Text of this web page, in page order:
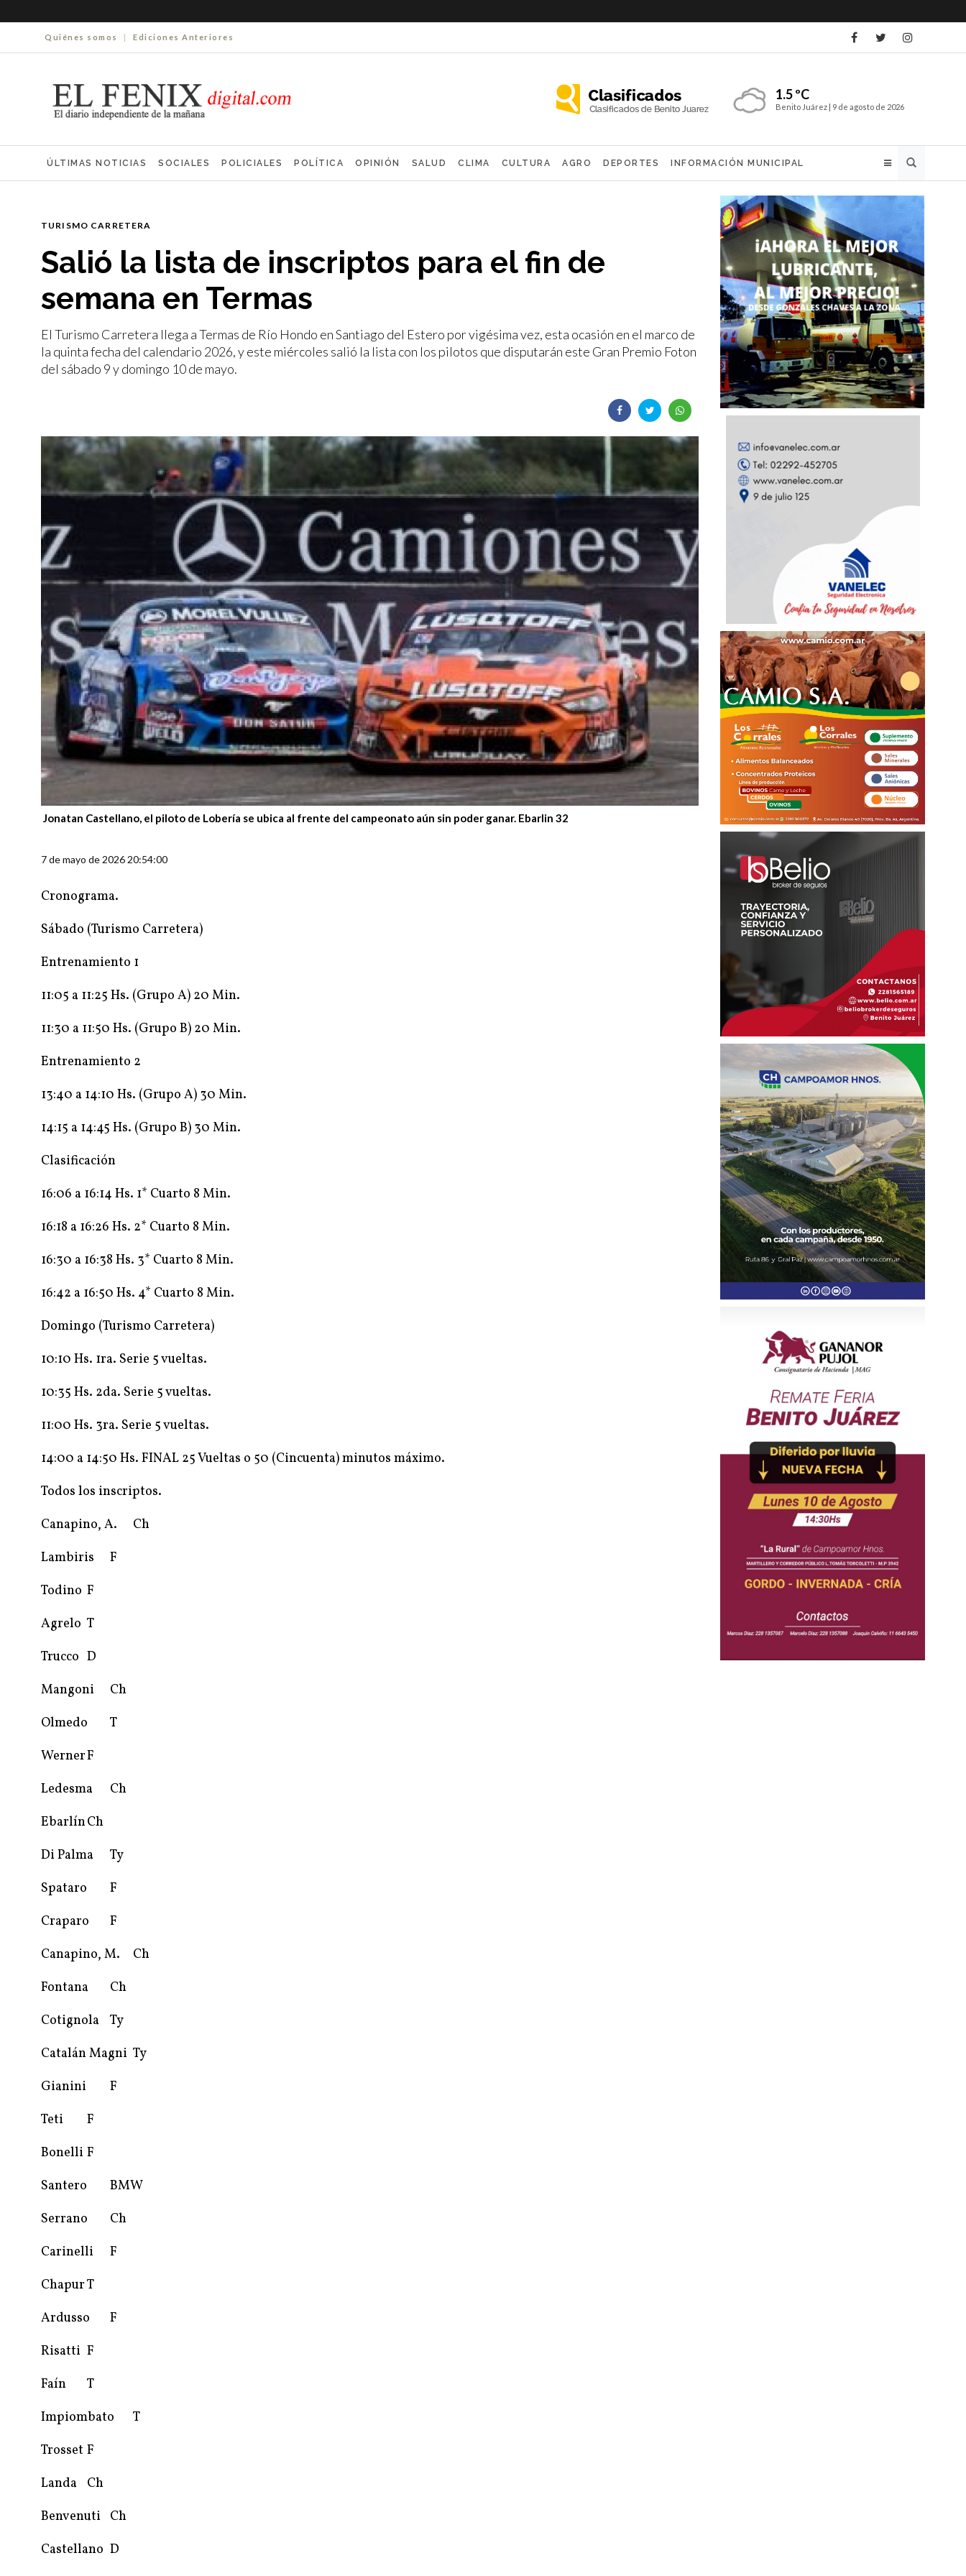
Quiénes somos | Ediciones Anteriores
1.5 ºC
Benito Juárez | 9 de agosto de 2026
ÚLTIMAS NOTICIAS SOCIALES POLICIALES POLÍTICA OPINIÓN SALUD CLIMA CULTURA AGRO DEPORTES INFORMACIÓN MUNICIPAL
TURISMO CARRETERA
Salió la lista de inscriptos para el fin de
semana en Termas
El Turismo Carretera llega a Termas de Río Hondo en Santiago del Estero por vigésima vez, esta ocasión en el marco de
la quinta fecha del calendario 2026, y este miércoles salió la lista con los pilotos que disputarán este Gran Premio Foton
del sábado 9 y domingo 10 de mayo.
Jonatan Castellano, el piloto de Lobería se ubica al frente del campeonato aún sin poder ganar. Ebarlin 32
7 de mayo de 2026 20:54:00
Cronograma.
Sábado (Turismo Carretera)
Entrenamiento 1
11:05 a 11:25 Hs. (Grupo A) 20 Min.
11:30 a 11:50 Hs. (Grupo B) 20 Min.
Entrenamiento 2
13:40 a 14:10 Hs. (Grupo A) 30 Min.
14:15 a 14:45 Hs. (Grupo B) 30 Min.
Clasificación
16:06 a 16:14 Hs. 1* Cuarto 8 Min.
16:18 a 16:26 Hs. 2* Cuarto 8 Min.
16:30 a 16:38 Hs. 3* Cuarto 8 Min.
16:42 a 16:50 Hs. 4* Cuarto 8 Min.
Domingo (Turismo Carretera)
10:10 Hs. 1ra. Serie 5 vueltas.
10:35 Hs. 2da. Serie 5 vueltas.
11:00 Hs. 3ra. Serie 5 vueltas.
14:00 a 14:50 Hs. FINAL 25 Vueltas o 50 (Cincuenta) minutos máximo.
Todos los inscriptos.
Canapino, A.
Ch
Lambiris
F
Todino F
Agrelo T
Trucco D
Mangoni
Ch
Olmedo
T
WernerF
Ledesma
Ch
EbarlínCh
Di Palma
Ty
Spataro
F
Craparo
F
Canapino, M.
Ch
Fontana
Ch
Cotignola
Ty
Catalán Magni Ty
Gianini
F
Teti
F
Bonelli F
Santero
BMW
Serrano
Ch
Carinelli
F
ChapurT
Ardusso
F
Risatti F
Faín
T
Impiombato
T
Trosset F
Landa
Ch
Benvenuti Ch
Castellano D